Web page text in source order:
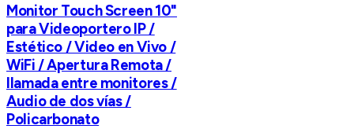
Monitor Touch Screen 10"
para Videoportero IP /
Estético / Video en Vivo /
WiFi / Apertura Remota /
llamada entre monitores /
Audio de dos vías /
Policarbonato